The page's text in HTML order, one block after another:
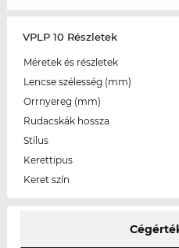
VPLP 10 Részletek
Méretek és részletek
Lencse szélesség (mm)
Orrnyereg (mm)
Rudacskák hossza
Stílus
Kerettipus
Keret szín